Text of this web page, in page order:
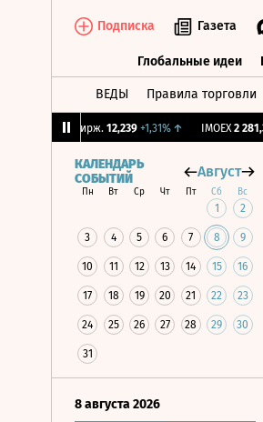
Подписка Газета
Глобальные идеи
ВЕДЫ Правила торговли
CNY Бирж. 12,239 +1,31%↑ IMOEX 2
КАЛЕНДАРЬ
СОБЫТИЙ
Август
Пн Вт Ср Чт Пт Сб Вс
1 2
3 4 5 6 7 8 9
10 11 12 13 14 15 16
17 18 19 20 21 22 23
24 25 26 27 28 29 30
31
8 августа 2026